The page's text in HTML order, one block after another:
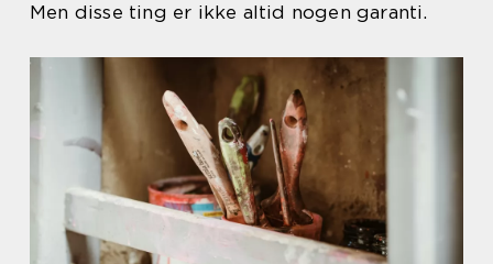
Men disse ting er ikke altid nogen garanti.